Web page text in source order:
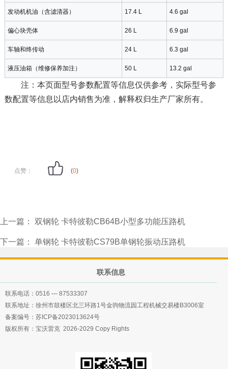
发动机机油（含滤清器） 17.4 L 4.6 gal
偏心块壳体 26 L 6.9 gal
车轴和终传动 24 L 6.3 gal
液压油箱（维修保养加注） 50 L 13.2 gal
注：本页面型号参数配置等信息仅供参考，实际型号参
数配置等信息以店内销售为准，解释权归生产厂家所有。
点赞： (0)
上一篇： 双钢轮 卡特彼勒CB64B小型多功能压路机
下一篇： 单钢轮 卡特彼勒CS79B单钢轮振动压路机
联系信息
联系电话： 0516 — 87533307
联系地址：徐州市鼓楼区北三环路1号金驹物流园工程机械交易楼B3006室
备案编号： 苏ICP备2023013624号
版权所有：宝沃雷克 2026-2029 Copy Rights